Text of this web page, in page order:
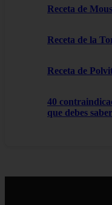
Receta de
Receta de la
Receta de
40
que debes saber